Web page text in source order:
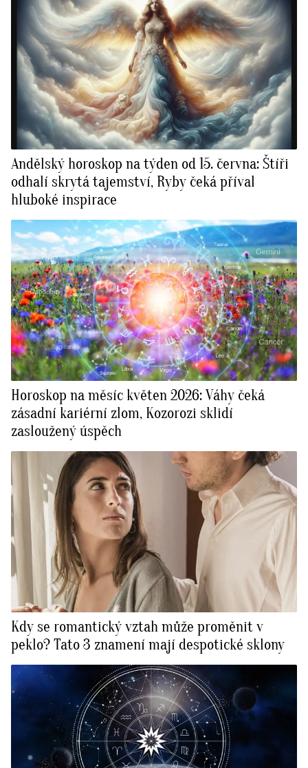
Andělský horoskop na týden od 15. června: Štíři
odhalí skrytá tajemství, Ryby čeká příval
hluboké inspirace
Horoskop na měsíc květen 2026: Váhy čeká
zásadní kariérní zlom, Kozorozi sklidí
zasloužený úspěch
Kdy se romantický vztah může proměnit v
peklo? Tato 3 znamení mají despotické sklony